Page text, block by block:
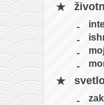
kihon
kushanku
passai
temashiwari